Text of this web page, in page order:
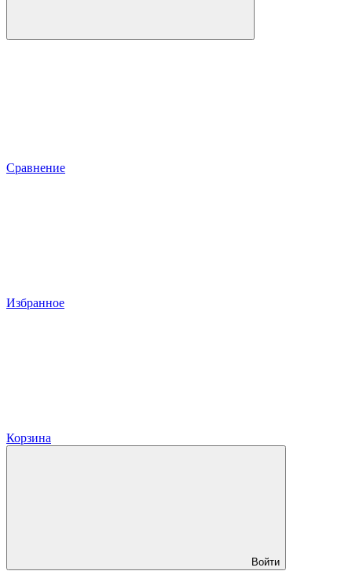
Сравнение
Избранное
Корзина
Войти